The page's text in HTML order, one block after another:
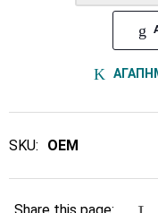
SKU: OEM
Share this page: